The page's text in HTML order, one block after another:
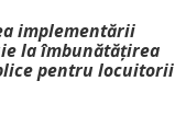
implementării
la îmbunătățirea
pentru locuitorii